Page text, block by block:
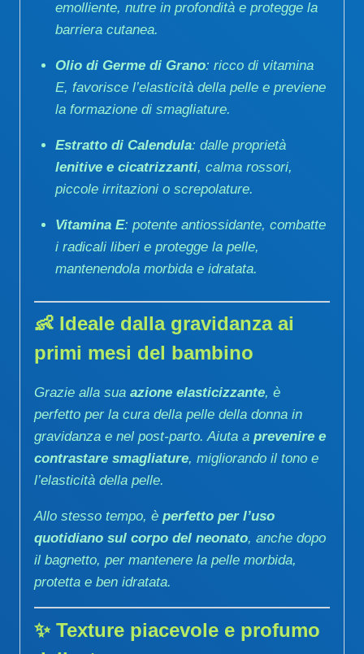
emolliente, nutre in profondità e protegge la
barriera cutanea.
Olio di Germe di Grano: ricco di vitamina
E, favorisce l’elasticità della pelle e previene
la formazione di smagliature.
Estratto di Calendula: dalle proprietà
lenitive e cicatrizzanti, calma rossori,
piccole irritazioni o screpolature.
Vitamina E: potente antiossidante, combatte
i radicali liberi e protegge la pelle,
mantenendola morbida e idratata.
👶 Ideale dalla gravidanza ai
primi mesi del bambino
Grazie alla sua azione elasticizzante, è
perfetto per la cura della pelle della donna in
gravidanza e nel post-parto. Aiuta a prevenire e
contrastare smagliature, migliorando il tono e
l’elasticità della pelle.
Allo stesso tempo, è perfetto per l’uso
quotidiano sul corpo del neonato, anche dopo
il bagnetto, per mantenere la pelle morbida,
protetta e ben idratata.
✨ Texture piacevole e profumo